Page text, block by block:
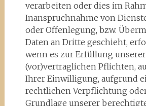
verarbeiten oder dies im
Inanspruchnahme von
oder Offenlegung, bzw.
Daten an Dritte geschieht,
wenn es zur Erfüllung unserer
(vor)vertraglichen Pflichten,
Ihrer Einwilligung, aufgrund
rechtlichen Verpflichtung
Grundlage unserer